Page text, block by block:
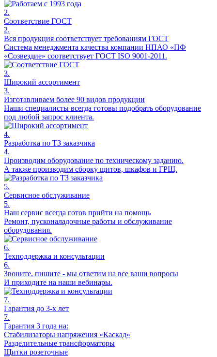
2.
Соответствие ГОСТ
2.
Вся продукция соответствует требованиям ГОСТ
Система менеджмента качества компании НПАО «ПФ
«Созвездие» соответствует ГОСТ ISO 9001-2011.
3.
Широкий ассортимент
3.
Изготавливаем более 90 видов продукции
Наши специалисты всегда готовы подобрать оборудование
под любой запрос клиента.
4.
Разработка по ТЗ заказчика
4.
Производим оборудование по техническому заданию.
А также производим сборку щитов, шкафов и ГРЩ.
5.
Сервисное обслуживание
5.
Наш сервис всегда готов прийти на помощь
Ремонт, пусконаладочные работы и обслуживание
оборудования.
6.
Техподдержка и консультации
6.
Звоните, пишите - мы ответим на все ваши вопросы
И приходите на наши вебинары.
7.
Гарантия до 3-х лет
7.
Гарантия 3 года на:
Стабилизаторы напряжения «Каскад»
Разделительные трансформаторы
Щитки розеточные